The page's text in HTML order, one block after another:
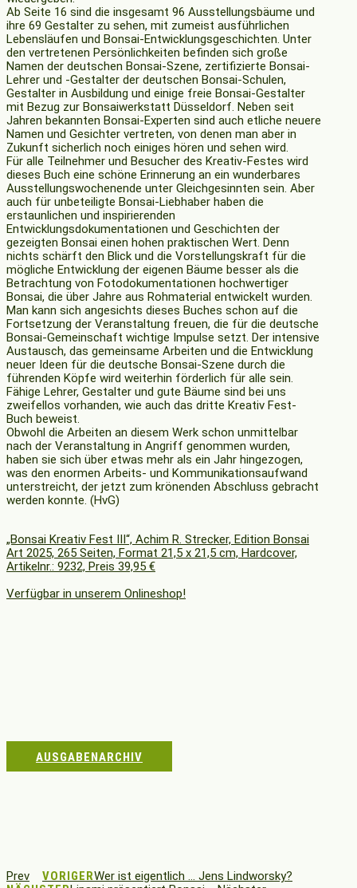
Ab Seite 16 sind die insgesamt 96 Ausstellungsbäume und
ihre 69 Gestalter zu sehen, mit zumeist ausführlichen
Lebensläufen und Bonsai-Entwicklungsgeschichten. Unter
den vertretenen Persönlichkeiten befinden sich große
Namen der deutschen Bonsai-Szene, zertifizierte Bonsai-
Lehrer und -Gestalter der deutschen Bonsai-Schulen,
Gestalter in Ausbildung und einige freie Bonsai-Gestalter
mit Bezug zur Bonsaiwerkstatt Düsseldorf. Neben seit
Jahren bekannten Bonsai-Experten sind auch etliche neuere
Namen und Gesichter vertreten, von denen man aber in
Zukunft sicherlich noch einiges hören und sehen wird.
Für alle Teilnehmer und Besucher des Kreativ-Festes wird
dieses Buch eine schöne Erinnerung an ein wunderbares
Ausstellungswochenende unter Gleichgesinnten sein. Aber
auch für unbeteiligte Bonsai-Liebhaber haben die
erstaunlichen und inspirierenden
Entwicklungsdokumentationen und Geschichten der
gezeigten Bonsai einen hohen praktischen Wert. Denn
nichts schärft den Blick und die Vorstellungskraft für die
mögliche Entwicklung der eigenen Bäume besser als die
Betrachtung von Fotodokumentationen hochwertiger
Bonsai, die über Jahre aus Rohmaterial entwickelt wurden.
Man kann sich angesichts dieses Buches schon auf die
Fortsetzung der Veranstaltung freuen, die für die deutsche
Bonsai-Gemeinschaft wichtige Impulse setzt. Der intensive
Austausch, das gemeinsame Arbeiten und die Entwicklung
neuer Ideen für die deutsche Bonsai-Szene durch die
führenden Köpfe wird weiterhin förderlich für alle sein.
Fähige Lehrer, Gestalter und gute Bäume sind bei uns
zweifellos vorhanden, wie auch das dritte Kreativ Fest-
Buch beweist.
Obwohl die Arbeiten an diesem Werk schon unmittelbar
nach der Veranstaltung in Angriff genommen wurden,
haben sie sich über etwas mehr als ein Jahr hingezogen,
was den enormen Arbeits- und Kommunikationsaufwand
unterstreicht, der jetzt zum krönenden Abschluss gebracht
werden konnte. (HvG)
„Bonsai Kreativ Fest III“, Achim R. Strecker, Edition Bonsai
Art 2025, 265 Seiten, Format 21,5 x 21,5 cm, Hardcover,
Artikelnr.: 9232, Preis 39,95 €
Verfügbar in unserem Onlineshop!
AUSGABENARCHIV
Prev VORIGERWer ist eigentlich … Jens Lindworsky?